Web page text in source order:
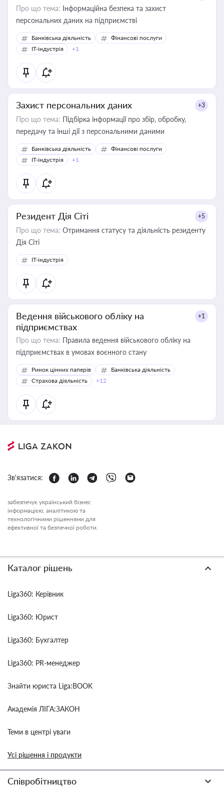
Про що тема: Інформаційна безпека та захист
персональних даних на підприємстві
Банківська діяльність
Фінансові послуги
IT-індустрія
+1
Захист персональних даних +3
Про що тема: Підбірка інформації про збір, обробку,
передачу та інші дії з персональними даними
Банківська діяльність
Фінансові послуги
IT-індустрія
+1
Резидент Дія Сіті +5
Про що тема: Отримання статусу та діяльність резиденту
Дія Сіті
IT-індустрія
Ведення військового обліку на
підприємствах
+1
Про що тема: Правила ведення військового обліку на
підприємствах в умовах воєнного стану
Ринок цінних паперів
Банківська діяльність
Страхова діяльність
+12
Зв'язатися:
забезпечує український бізнес
інформацією, аналітикою та
технологічними рішеннями для
ефективної та безпечної роботи.
Каталог рішень
Liga360: Керівник
Liga360: Юрист
Liga360: Бухгалтер
Liga360: PR-менеджер
Знайти юриста Liga:BOOK
Академія ЛІГА:ЗАКОН
Теми в центрі уваги
Усі рішення і продукти
Співробітництво